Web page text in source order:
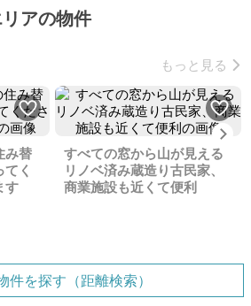
アの物件
もっと見る
み替
く
す
すべての窓から山が見える
リノベ済み蔵造り古民家、
商業施設も近くて便利
件を探す（距離検索）